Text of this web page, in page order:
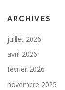
ARCHIVES
juillet 2026
avril 2026
février 2026
novembre 2025